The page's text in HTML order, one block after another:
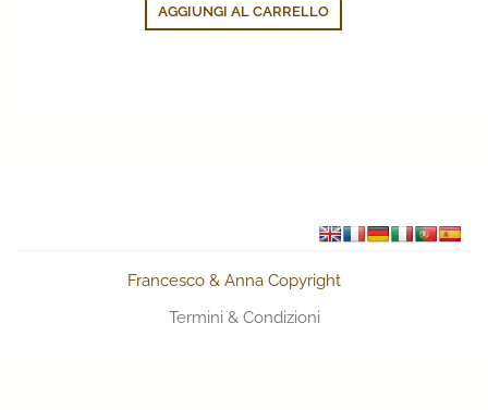
era:
22,00€.
è:
13,80€.
AGGIUNGI AL CARRELLO
Francesco & Anna Copyright
Termini & Condizioni